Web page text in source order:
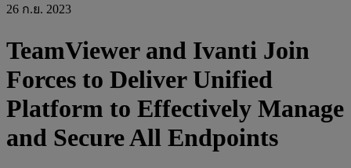
26 ก.ย. 2023
TeamViewer and Ivanti Join
Forces to Deliver Unified
Platform to Effectively Manage
and Secure All Endpoints